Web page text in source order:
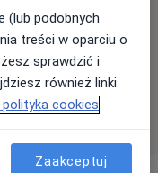
(lub podobnych
treści w oparciu o
sprawdzić i
również linki
polityka cookies
Zaakceptuj